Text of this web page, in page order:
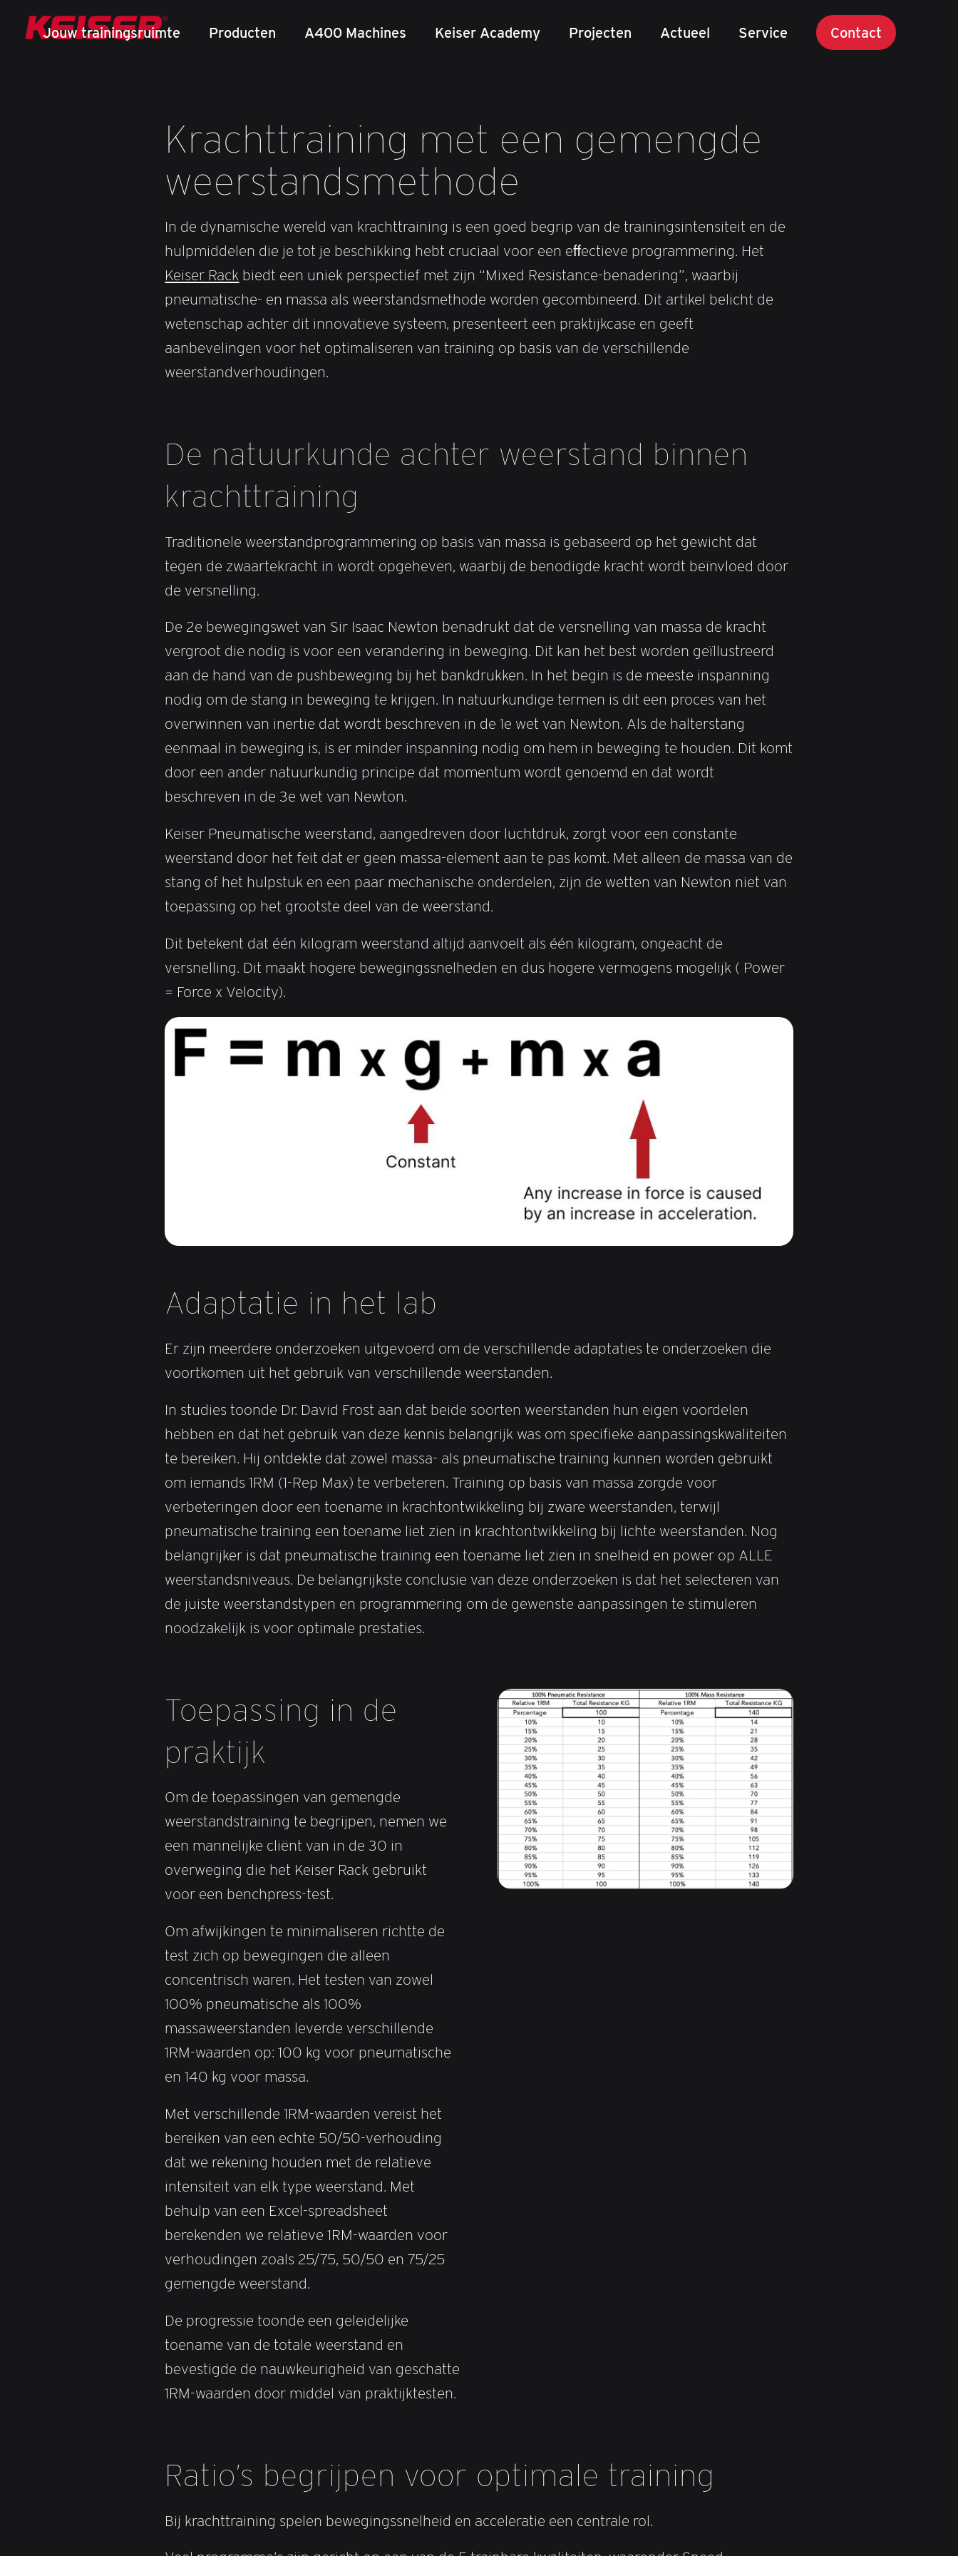
Jouw trainingsruimte Producten A400 Machines Keiser Academy Projecten Actueel Service Contact
Krachttraining met een gemengde
weerstandsmethode
In de dynamische wereld van krachttraining is een goed begrip van de trainingsintensiteit en de
hulpmiddelen die je tot je beschikking hebt cruciaal voor een eﬀectieve programmering. Het
Keiser Rack biedt een uniek perspectief met zijn “Mixed Resistance-benadering”, waarbij
pneumatische- en massa als weerstandsmethode worden gecombineerd. Dit artikel belicht de
wetenschap achter dit innovatieve systeem, presenteert een praktijkcase en geeft
aanbevelingen voor het optimaliseren van training op basis van de verschillende
weerstandverhoudingen.
De natuurkunde achter weerstand binnen
krachttraining
Traditionele weerstandprogrammering op basis van massa is gebaseerd op het gewicht dat
tegen de zwaartekracht in wordt opgeheven, waarbij de benodigde kracht wordt beïnvloed door
de versnelling.
De 2e bewegingswet van Sir Isaac Newton benadrukt dat de versnelling van massa de kracht
vergroot die nodig is voor een verandering in beweging. Dit kan het best worden geïllustreerd
aan de hand van de pushbeweging bij het bankdrukken. In het begin is de meeste inspanning
nodig om de stang in beweging te krijgen. In natuurkundige termen is dit een proces van het
overwinnen van inertie dat wordt beschreven in de 1e wet van Newton. Als de halterstang
eenmaal in beweging is, is er minder inspanning nodig om hem in beweging te houden. Dit komt
door een ander natuurkundig principe dat momentum wordt genoemd en dat wordt
beschreven in de 3e wet van Newton.
Keiser Pneumatische weerstand, aangedreven door luchtdruk, zorgt voor een constante
weerstand door het feit dat er geen massa-element aan te pas komt. Met alleen de massa van de
stang of het hulpstuk en een paar mechanische onderdelen, zijn de wetten van Newton niet van
toepassing op het grootste deel van de weerstand.
Dit betekent dat één kilogram weerstand altijd aanvoelt als één kilogram, ongeacht de
versnelling. Dit maakt hogere bewegingssnelheden en dus hogere vermogens mogelijk ( Power
= Force x Velocity).
Adaptatie in het lab
Er zijn meerdere onderzoeken uitgevoerd om de verschillende adaptaties te onderzoeken die
voortkomen uit het gebruik van verschillende weerstanden.
In studies toonde Dr. David Frost aan dat beide soorten weerstanden hun eigen voordelen
hebben en dat het gebruik van deze kennis belangrijk was om specifieke aanpassingskwaliteiten
te bereiken. Hij ontdekte dat zowel massa- als pneumatische training kunnen worden gebruikt
om iemands 1RM (1-Rep Max) te verbeteren. Training op basis van massa zorgde voor
verbeteringen door een toename in krachtontwikkeling bij zware weerstanden, terwijl
pneumatische training een toename liet zien in krachtontwikkeling bij lichte weerstanden. Nog
belangrijker is dat pneumatische training een toename liet zien in snelheid en power op ALLE
weerstandsniveaus. De belangrijkste conclusie van deze onderzoeken is dat het selecteren van
de juiste weerstandstypen en programmering om de gewenste aanpassingen te stimuleren
noodzakelijk is voor optimale prestaties.
Toepassing in de
praktijk
Om de toepassingen van gemengde
weerstandstraining te begrijpen, nemen we
een mannelijke cliënt van in de 30 in
overweging die het Keiser Rack gebruikt
voor een benchpress-test.
Om afwijkingen te minimaliseren richtte de
test zich op bewegingen die alleen
concentrisch waren. Het testen van zowel
100% pneumatische als 100%
massaweerstanden leverde verschillende
1RM-waarden op: 100 kg voor pneumatische
en 140 kg voor massa.
Met verschillende 1RM-waarden vereist het
bereiken van een echte 50/50-verhouding
dat we rekening houden met de relatieve
intensiteit van elk type weerstand. Met
behulp van een Excel-spreadsheet
berekenden we relatieve 1RM-waarden voor
verhoudingen zoals 25/75, 50/50 en 75/25
gemengde weerstand.
De progressie toonde een geleidelijke
toename van de totale weerstand en
bevestigde de nauwkeurigheid van geschatte
1RM-waarden door middel van praktijktesten.
Ratio’s begrijpen voor optimale training
Bij krachttraining spelen bewegingssnelheid en acceleratie een centrale rol.